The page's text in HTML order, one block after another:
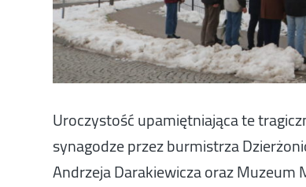
Uroczystość upamiętniająca te
synagodze przez burmistrza
Andrzeja Darakiewicza oraz Muzeum